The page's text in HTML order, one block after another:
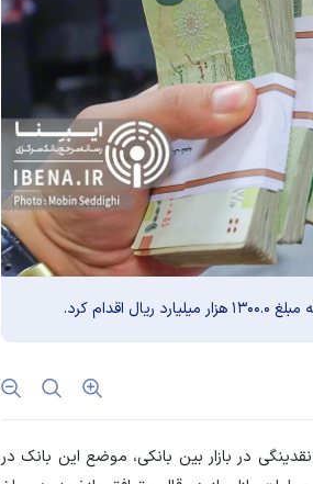
کرد.
در بازار بین بانکی، موضع این بانک در